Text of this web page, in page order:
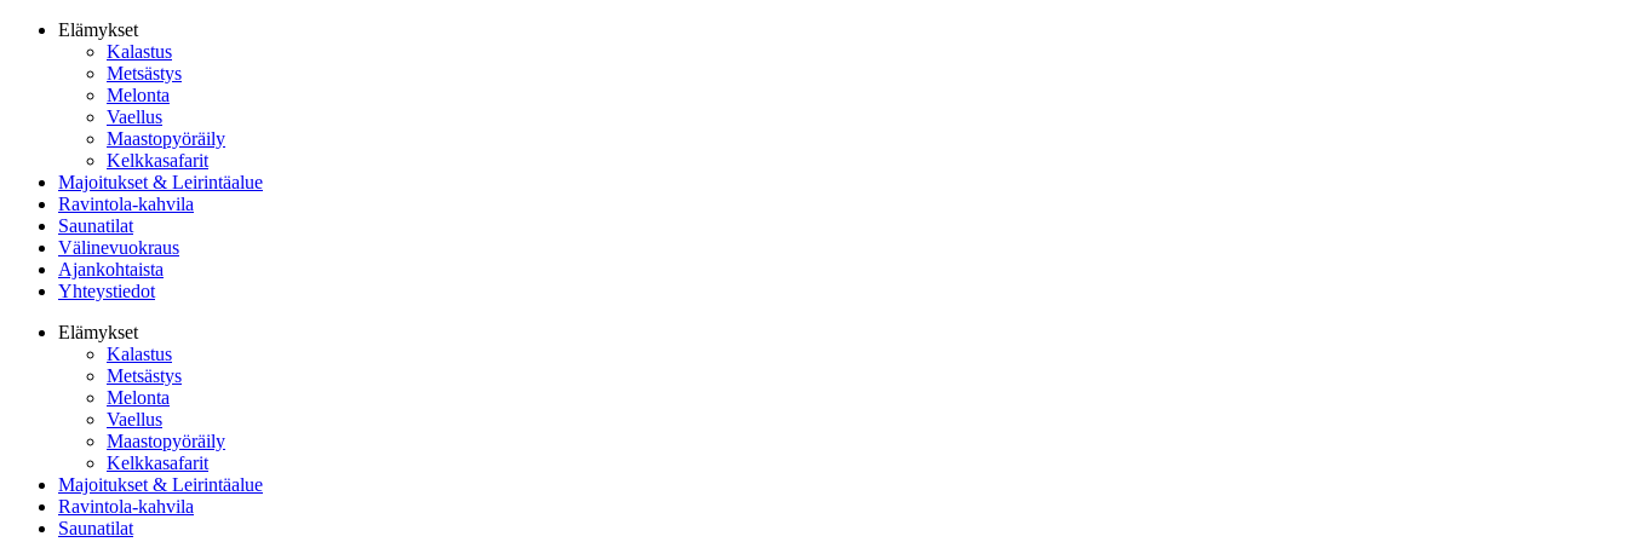
Elämykset
Kalastus
Metsästys
Melonta
Vaellus
Maastopyöräily
Kelkkasafarit
Majoitukset & Leirintäalue
Ravintola-kahvila
Saunatilat
Välinevuokraus
Ajankohtaista
Yhteystiedot
Elämykset
Kalastus
Metsästys
Melonta
Vaellus
Maastopyöräily
Kelkkasafarit
Majoitukset & Leirintäalue
Ravintola-kahvila
Saunatilat